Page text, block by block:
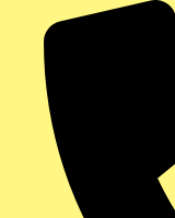
contenu